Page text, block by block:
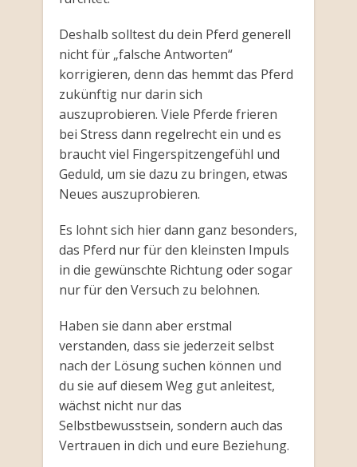
Deshalb solltest du dein Pferd generell
nicht für „falsche Antworten“
korrigieren, denn das hemmt das Pferd
zukünftig nur darin sich
auszuprobieren. Viele Pferde frieren
bei Stress dann regelrecht ein und es
braucht viel Fingerspitzengefühl und
Geduld, um sie dazu zu bringen, etwas
Neues auszuprobieren.
Es lohnt sich hier dann ganz besonders,
das Pferd nur für den kleinsten Impuls
in die gewünschte Richtung oder sogar
nur für den Versuch zu belohnen.
Haben sie dann aber erstmal
verstanden, dass sie jederzeit selbst
nach der Lösung suchen können und
du sie auf diesem Weg gut anleitest,
wächst nicht nur das
Selbstbewusstsein, sondern auch das
Vertrauen in dich und eure Beziehung.